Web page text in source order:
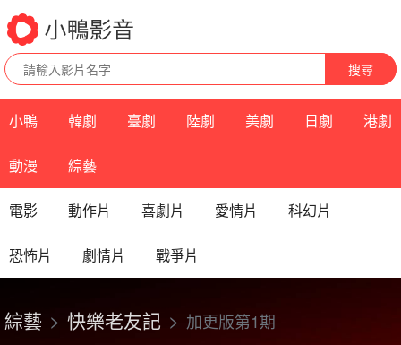
搜尋
小鴨 韓劇 臺劇 陸劇 美劇 日劇 港劇
動漫 綜藝
電影 動作片 喜劇片 愛情片 科幻片
恐怖片 劇情片 戰爭片
綜藝 快樂老友記 加更版第1期